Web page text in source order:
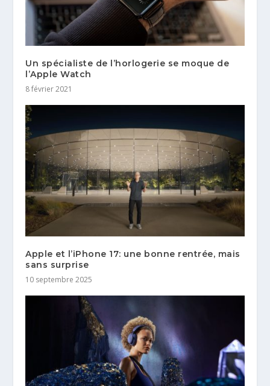
Un spécialiste de l’horlogerie se moque de
l’Apple Watch
8 février 2021
Apple et l’iPhone 17: une bonne rentrée, mais
sans surprise
10 septembre 2025